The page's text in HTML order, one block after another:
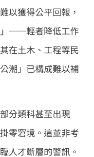
以獲得公平回報，
」──輕者降低工作
在土木、工程等民
潮」已構成難以補
分類科甚至出現
零窘境。這並非考
人才斷層的警訊。